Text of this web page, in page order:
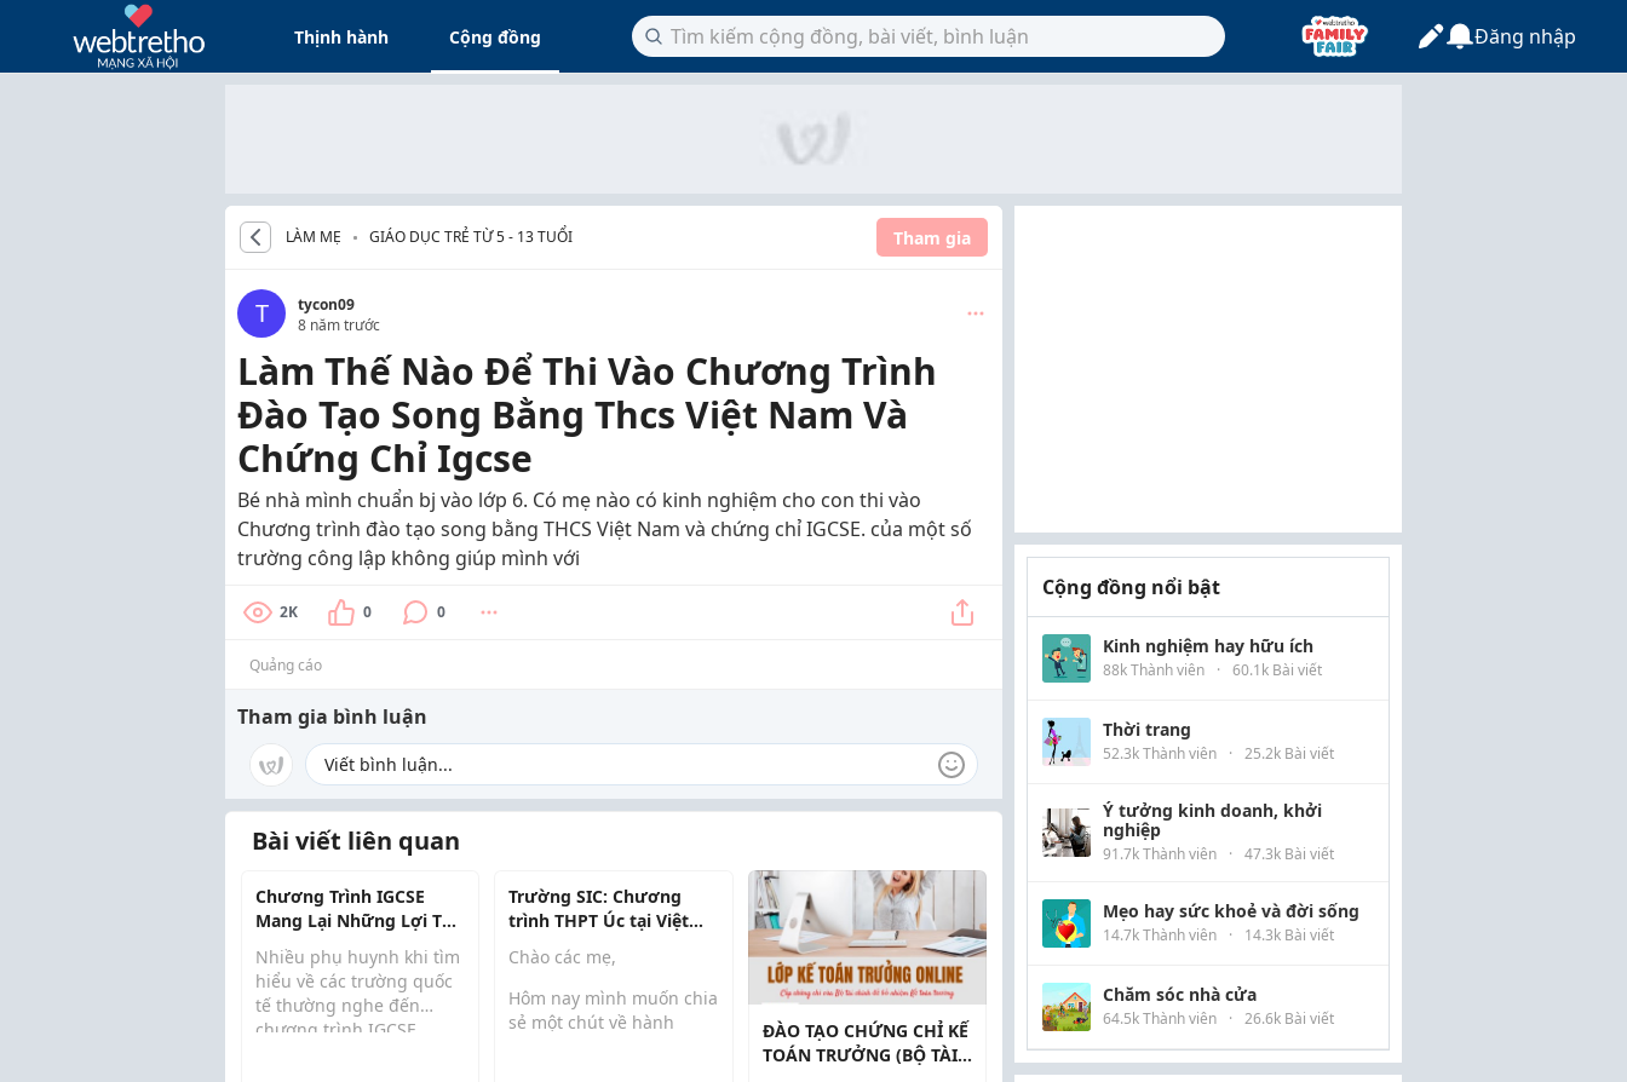
Thịnh hành Cộng đồng Đăng nhập
LÀM MẸ GIÁO DỤC TRẺ TỪ 5 - 13 TUỔI Tham gia
T
tycon09
8 năm trước
Làm Thế Nào Để Thi Vào Chương Trình
Đào Tạo Song Bằng Thcs Việt Nam Và
Chứng Chỉ Igcse
Bé nhà mình chuẩn bj vào lớp 6. Có mẹ nào có kinh nghiệm cho con thi vào
Chương trình đào tạo song bằng THCS Việt Nam và chứng chỉ IGCSE. của một số
trường công lập không giúp mình với
2K 0 0
Quảng cáo
Tham gia bình luận
Bài viết liên quan
Chương Trình IGCSE
Mang Lại Những Lợi Thế
Gì Cho Học Sinh?
Nhiều phụ huynh khi tìm
hiểu về các trường quốc
tế thường nghe đến
chương trình IGCSE
Trường SIC: Chương
trình THPT Úc tại Việt
Nam và lộ trình vào đại
học quốc tế
Chào các mẹ,
Hôm nay mình muốn chia
sẻ một chút về hành
ĐÀO TẠO CHỨNG CHỈ KẾ
TOÁN TRƯỞNG (BỘ TÀI
Cộng đồng nổi bật
Kinh nghiệm hay hữu ích
88k Thành viên · 60.1k Bài viết
Thời trang
52.3k Thành viên · 25.2k Bài viết
Ý tưởng kinh doanh, khởi
nghiệp
91.7k Thành viên · 47.3k Bài viết
Mẹo hay sức khoẻ và đời sống
14.7k Thành viên · 14.3k Bài viết
Chăm sóc nhà cửa
64.5k Thành viên · 26.6k Bài viết